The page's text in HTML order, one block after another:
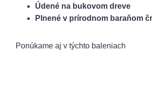
Údené na bukovom dreve
Plnené v prírodnom baraňom
Ponúkame aj v týchto baleniach